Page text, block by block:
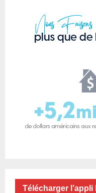
Télécharger l’appli